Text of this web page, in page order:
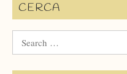
CERCA
for: